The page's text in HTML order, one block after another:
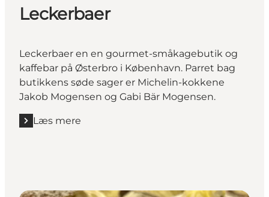
Leckerbaer
Leckerbaer en en gourmet-småkagebutik og
kaffebar på Østerbro i København. Parret bag
butikkens søde sager er Michelin-kokkene
Jakob Mogensen og Gabi Bär Mogensen.
Læs mere
Læs mere "Leckerbaer"